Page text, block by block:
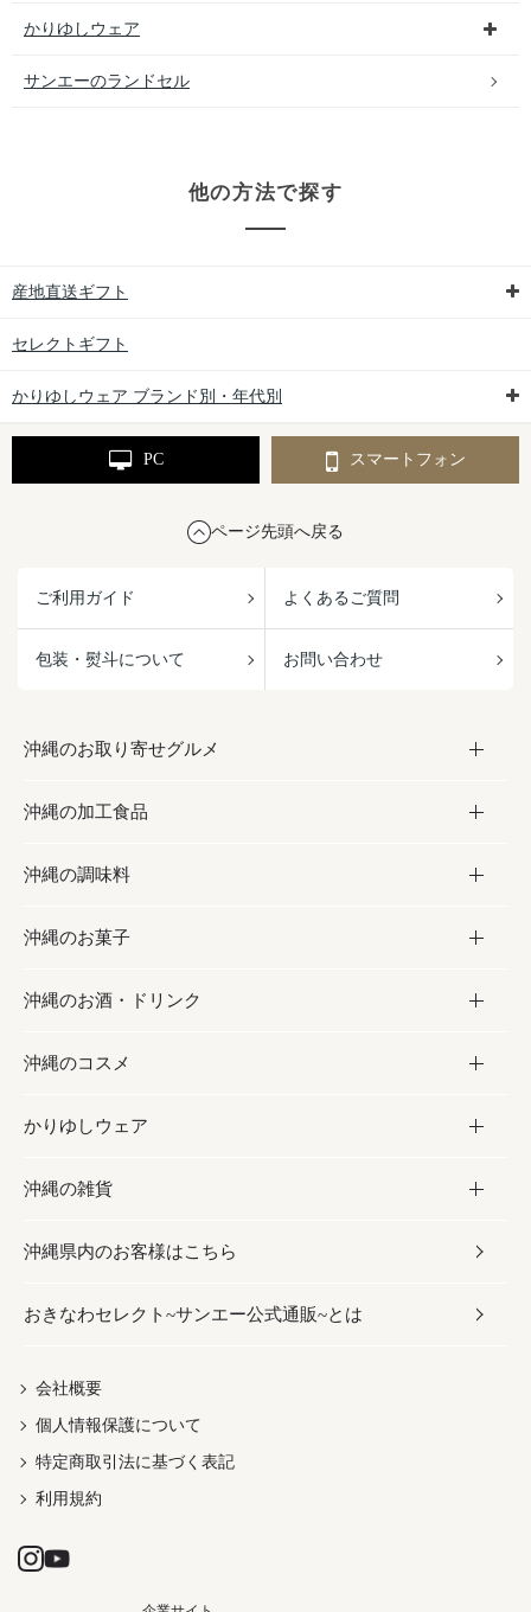
かりゆしウェア
サンエーのランドセル
他の方法で探す
産地直送ギフト
セレクトギフト
かりゆしウェア ブランド別・年代別
PC スマートフォン
ページ先頭へ戻る
ご利用ガイド よくあるご質問
包装・熨斗について お問い合わせ
沖縄のお取り寄せグルメ
お取り寄せグルメ
フルーツ・野菜
お肉
海産物
沖縄の加工食品
加工食品
缶詰／パウチ
沖縄料理
沖縄そば／乾麺
レトルト食品
乾物／粉類
沖縄の調味料
調味料
砂糖／黒砂糖
塩
お酢／ドレッシング
しょうゆ
みそ
だし／スパイス／島唐辛子
沖縄のお菓子
お菓子
黒糖
ちんすこう
伝統菓子
スナック
おつまみ
紅芋
沖縄のお酒・ドリンク
お酒・ドリンク
泡盛
ビール・チューハイ
ワイン・ウィスキー・カクテル
ドリンク
茶葉
沖縄のコスメ
コスメ
スキンケア
ボディケア
ヘアケア
UVケア
かりゆしウェア
かりゆしウェア
メンズ
レディース
沖縄の雑貨
雑貨
沖縄ファッション
伝統工芸品
沖縄県内のお客様はこちら
おきなわセレクト~サンエー公式通販~とは
会社概要
個人情報保護について
特定商取引法に基づく表記
利用規約